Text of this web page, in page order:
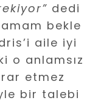
dedi
bekle
aile iyi
o anlamsız
etmez
bir talebi